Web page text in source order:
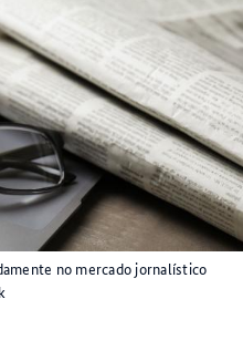
no mercado jornalístico